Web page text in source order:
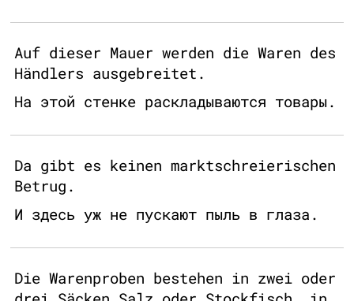
Auf dieser Mauer werden die Waren des
Händlers ausgebreitet.
На этой стенке раскладываются товары.
Da gibt es keinen marktschreierischen
Betrug.
И здесь уж не пускают пыль в глаза.
Die Warenproben bestehen in zwei oder